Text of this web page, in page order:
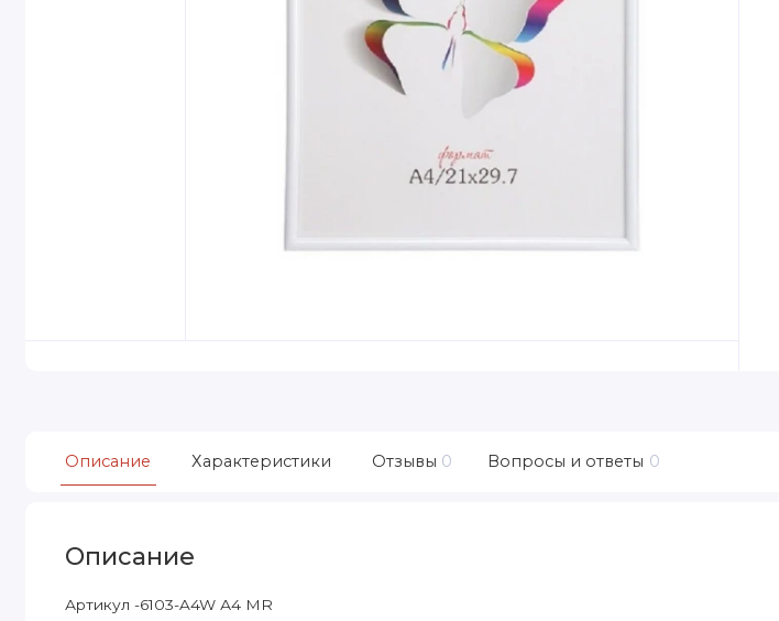
Описание Характеристики Отзывы 0 Вопросы и ответы 0
Описание
Артикул -6103-A4W А4 MR